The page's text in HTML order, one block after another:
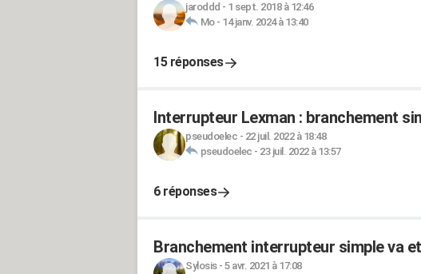
jaroddd - 1 sept. 2018 à 12:46
Mo- 14 janv. 2024 à 13:40
15 réponses
Interrupteur Lexman : branchement
pseudoelec - 22 juil. 2022 à 18:48
pseudoelec - 23 juil. 2022 à 13:57
6 réponses
Branchement interrupteur simple va
Sylosis- 5 avr. 2021 à 17:08